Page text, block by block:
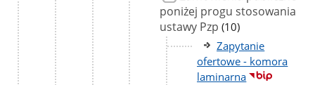
poniżej progu stosowania
ustawy Pzp liczba
podstron
(10)
Zapytanie
ofertowe - komora
laminarna